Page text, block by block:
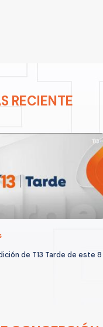
RECIENTE
de T13 Tarde de este 8